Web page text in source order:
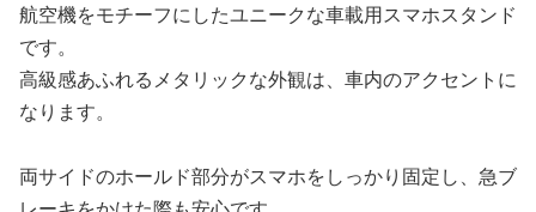
航空機をモチーフにしたユニークな車載用スマホスタンド
です。
高級感あふれるメタリックな外観は、車内のアクセントに
なります。
両サイドのホールド部分がスマホをしっかり固定し、急ブ